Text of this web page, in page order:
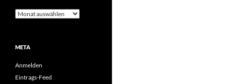
Archiv
META
Anmelden
Eintrags-Feed